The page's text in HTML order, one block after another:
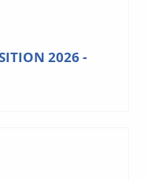
2026 -